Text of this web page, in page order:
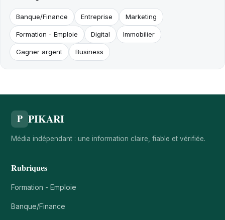
Banque/Finance Entreprise Marketing
Formation - Emploie Digital Immobilier
Gagner argent Business
P PIKARI
Média indépendant : une information claire, fiable et vérifiée.
Rubriques
Formation - Emploie
Banque/Finance